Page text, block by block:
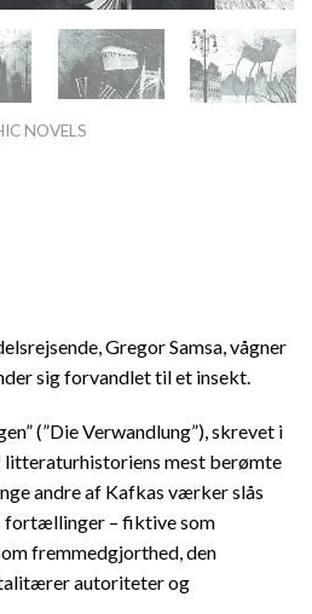
NOVELS
Gregor Samsa, vågner
sig forvandlet til et insekt.
(”Die Verwandlung”), skrevet i
litteraturhistoriens mest berømte
andre af Kafkas værker slås
fortællinger – fiktive som
fremmedgjorthed, den
autoriteter og